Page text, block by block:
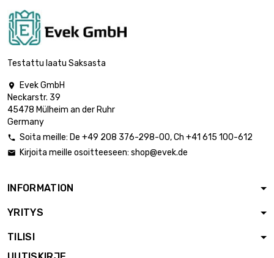
Testattu laatu Saksasta

Evek GmbH
Neckarstr. 39
45478 Mülheim an der Ruhr
Germany
 Soita meille: De +49 208 376-298-00, Ch +41 615 100-612
 Kirjoita meille osoitteeseen: shop@evek.de
INFORMATION
YRITYS
TILISI